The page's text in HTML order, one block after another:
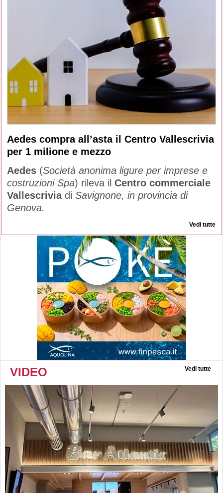
Aedes compra all’asta il Centro Vallescrivia
per 1 milione e mezzo
Aedes (Società anonima ligure per imprese e
costruzioni Spa) rileva il Centro commerciale
Vallescriviadi Savignone, in provincia di
Genova.
Vedi tutte
VIDEO Vedi tutte